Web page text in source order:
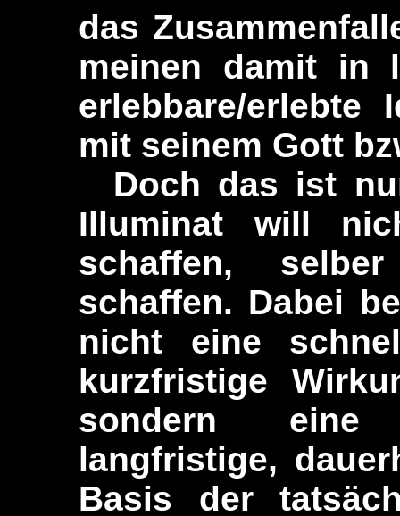
das
meinen damit in
erlebbare/erlebte
mit seinem Gott
Doch das ist
Illuminat will
schaffen,
schaffen. Dabei
nicht eine
kurzfristige
sondern eine
langfristige,
Basis der